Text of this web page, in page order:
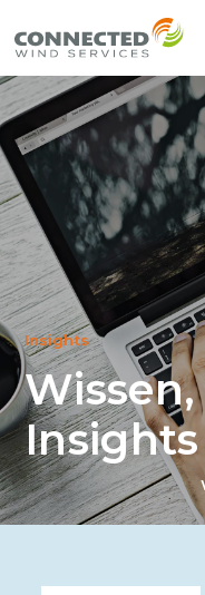
Insights
Insights